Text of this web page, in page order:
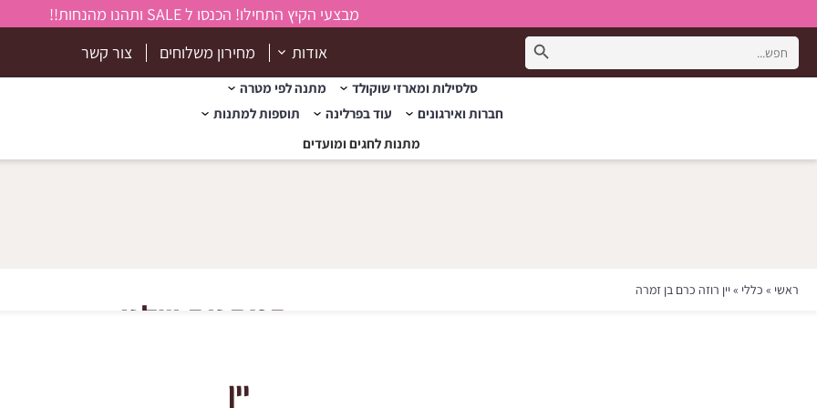
מבצעי הקיץ התחילו! הכנסו ל SALE ותהנו מהנחות!!
Search
for:
Search Button
אודות מחירון משלוחים צור קשר
סלסילות ומארזי שוקולד
מתנה לפי מטרה
חברות ואירגונים
עוד בפרלינה
תוספות למתנות
מתנות לחגים ומועדים
המתנות שלנו
ראשי » כללי »יין רוזה כרם בן זמרה
יין